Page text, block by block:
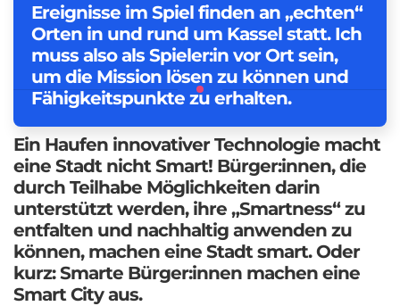
Ereignisse im Spiel finden an „echten“
Orten in und rund um Kassel statt. Ich
muss also als Spieler:in vor Ort sein,
um die Mission lösen zu können und
Fähigkeitspunkte zu erhalten.
Ein Haufen innovativer Technologie macht
eine Stadt nicht Smart! Bürger:innen, die
durch Teilhabe Möglichkeiten darin
unterstützt werden, ihre „Smartness“ zu
entfalten und nachhaltig anwenden zu
können, machen eine Stadt smart. Oder
kurz: Smarte Bürger:innen machen eine
Smart City aus.